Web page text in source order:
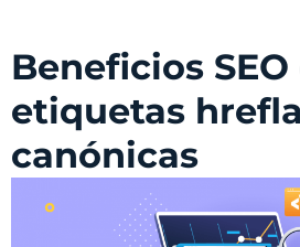
Beneficios
etiquetas
canónicas